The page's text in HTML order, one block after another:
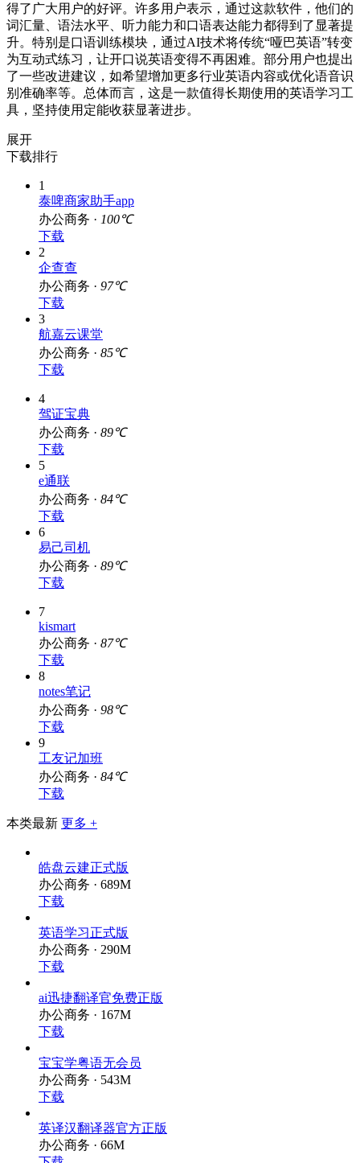
得了广大用户的好评。许多用户表示，通过这款软件，他们的
词汇量、语法水平、听力能力和口语表达能力都得到了显著提
升。特别是口语训练模块，通过AI技术将传统“哑巴英语”转变
为互动式练习，让开口说英语变得不再困难。部分用户也提出
了一些改进建议，如希望增加更多行业英语内容或优化语音识
别准确率等。总体而言，这是一款值得长期使用的英语学习工
具，坚持使用定能收获显著进步。
展开
下载排行
1
泰啤商家助手app
办公商务 · 100℃
下载
2
企查查
办公商务 · 97℃
下载
3
航嘉云课堂
办公商务 · 85℃
下载
4
驾证宝典
办公商务 · 89℃
下载
5
e通联
办公商务 · 84℃
下载
6
易己司机
办公商务 · 89℃
下载
7
kismart
办公商务 · 87℃
下载
8
notes笔记
办公商务 · 98℃
下载
9
工友记加班
办公商务 · 84℃
下载
本类最新 更多 +
皓盘云建正式版
办公商务 · 689M
下载
英语学习正式版
办公商务 · 290M
下载
ai迅捷翻译官免费正版
办公商务 · 167M
下载
宝宝学粤语无会员
办公商务 · 543M
下载
英译汉翻译器官方正版
办公商务 · 66M